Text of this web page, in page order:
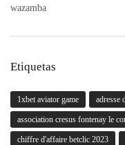
wazamba
Etiquetas
1xbet aviator game adresse
association cresus fontenay le
chiffre d'affaire betclic 2023